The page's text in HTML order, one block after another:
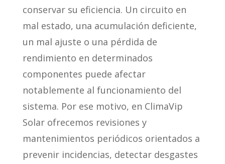
conservar su eficiencia. Un circuito en
mal estado, una acumulación deficiente,
un mal ajuste o una pérdida de
rendimiento en determinados
componentes puede afectar
notablemente al funcionamiento del
sistema. Por ese motivo, en ClimaVip
Solar ofrecemos revisiones y
mantenimientos periódicos orientados a
prevenir incidencias, detectar desgastes